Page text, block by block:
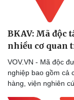
BKAV: Mã độc
nhiều cơ quan
VOV.VN - Mã độc
nghiệp bao gồm cả
hàng, viện nghiên